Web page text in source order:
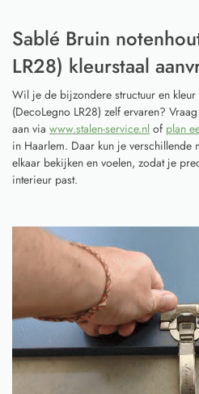
Sablé Bruin
LR28) kleurstaal
Wil je de bijzondere structuur en kleur
(DecoLegno LR28) zelf ervaren?
aan via www.stalen-service.nl of plan
in Haarlem. Daar kun je verschillende
elkaar bekijken en voelen, zodat je
interieur past.